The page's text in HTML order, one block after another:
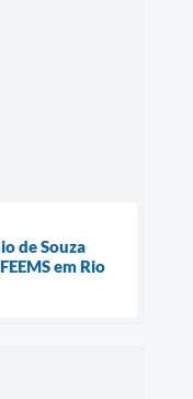
de Souza
em Rio